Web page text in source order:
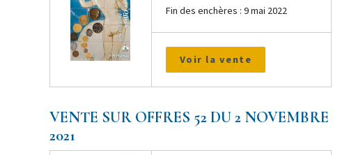
Fin des enchères : 9 mai 2022
Voir la vente
VENTE SUR OFFRES 52 DU 2 NOVEMBRE
2021